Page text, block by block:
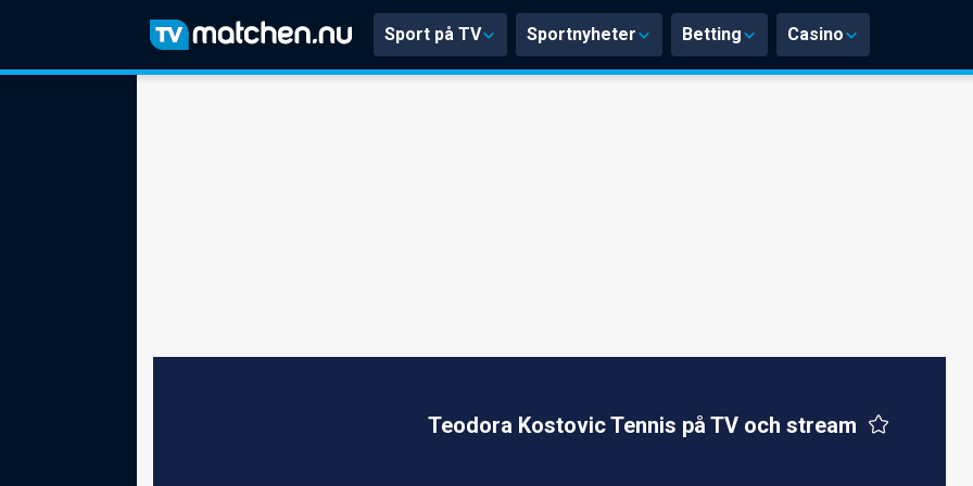
Sport på TV Sportnyheter Betting Casino
Teodora Kostovic Tennis på TV och stream